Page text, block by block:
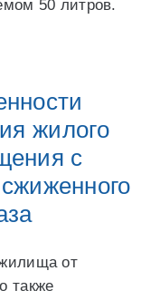
50 литров.
жилого
с
от
также